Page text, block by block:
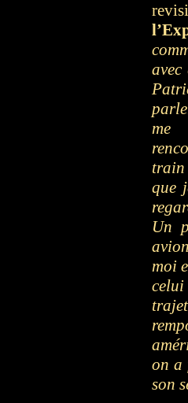
me
train
que
Un
moi
on a
son